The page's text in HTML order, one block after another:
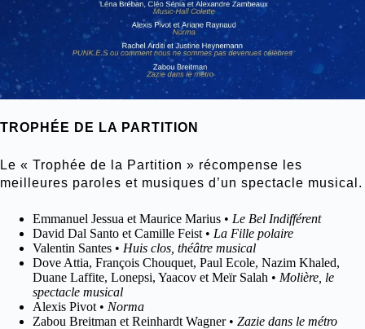
TROPHÉE DE LA PARTITION
Le « Trophée de la Partition » récompense les
meilleures paroles et musiques d’un spectacle musical.
Emmanuel Jessua et Maurice Marius • Le Bel Indifférent
David Dal Santo et Camille Feist • La Fille polaire
Valentin Santes • Huis clos, théâtre musical
Dove Attia, François Chouquet, Paul Ecole, Nazim Khaled,
Duane Laffite, Lonepsi, Yaacov et Meïr Salah • Molière, le
spectacle musical
Alexis Pivot • Norma
Zabou Breitman et Reinhardt Wagner • Zazie dans le métro